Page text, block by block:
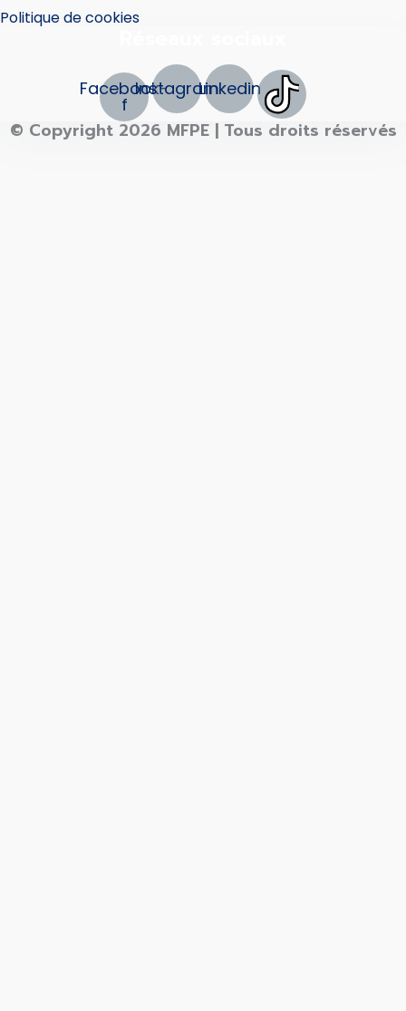
Politique de cookies
Facebook-
f
InstagramLinkedin
© Copyright 2026 MFPE | Tous droits réservés